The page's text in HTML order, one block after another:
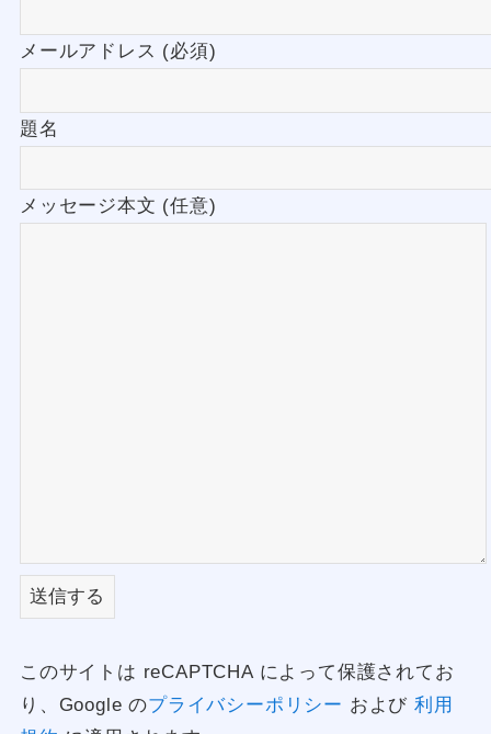
メールアドレス (必須)
題名
メッセージ本文 (任意)
このサイトは reCAPTCHA によって保護されてお
り、Google のプライバシーポリシー および利用